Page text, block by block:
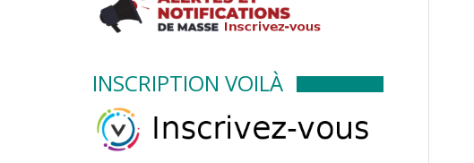
INSCRIPTION VOILÀ